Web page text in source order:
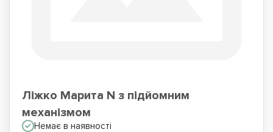
Ліжко Марита N з підйомним
механізмом
Немає в наявності